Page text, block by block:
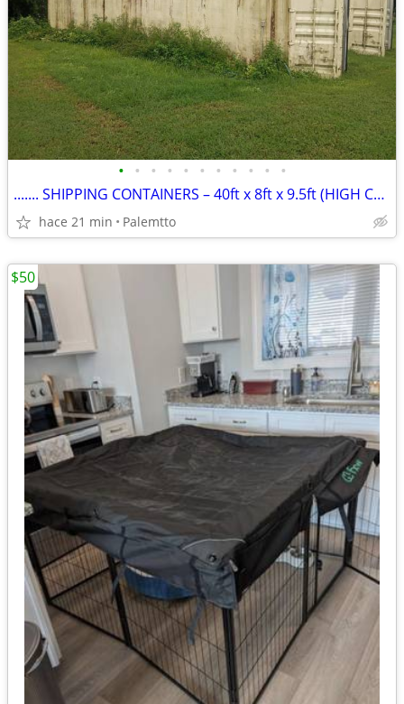
• • • • • • • • • • •
....... SHIPPING CONTAINERS – 40ft x 8ft x 9.5ft (HIGH CUBE) ......
hace 21 min Palemtto
$50